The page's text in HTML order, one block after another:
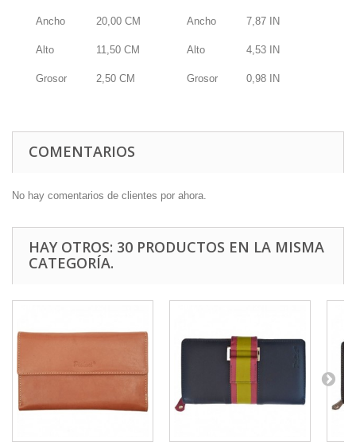
Ancho 20,00 CM Ancho 7,87 IN
Alto 11,50 CM Alto 4,53 IN
Grosor 2,50 CM Grosor 0,98 IN
COMENTARIOS
No hay comentarios de clientes por ahora.
HAY OTROS: 30 PRODUCTOS EN LA MISMA
CATEGORÍA.